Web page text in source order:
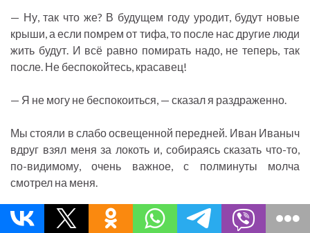
— Ну, так что же? В будущем году уродит, будут новые
крыши, а если помрем от тифа, то после нас другие люди
жить будут. И всё равно помирать надо, не теперь, так
после. Не беспокойтесь, красавец!
— Я не могу не беспокоиться, — сказал я раздраженно.
Мы стояли в слабо освещенной передней. Иван Иваныч
вдруг взял меня за локоть и, собираясь сказать что-то,
по-видимому, очень важное, с полминуты молча
смотрел на меня.
— Павел Андреич! — сказал он тихо, и на его жирном